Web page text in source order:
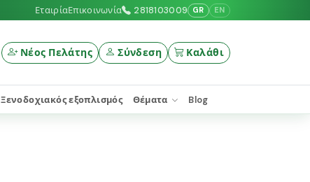
ΕταιρίαΕπικοινωνία 2818103009 GR EN
Νέος Πελάτης Σύνδεση Καλάθι
Ξενοδοχιακός εξοπλισμός Θέματα Blog